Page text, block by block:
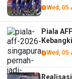
Wed, 05
Piala
Wed, 05